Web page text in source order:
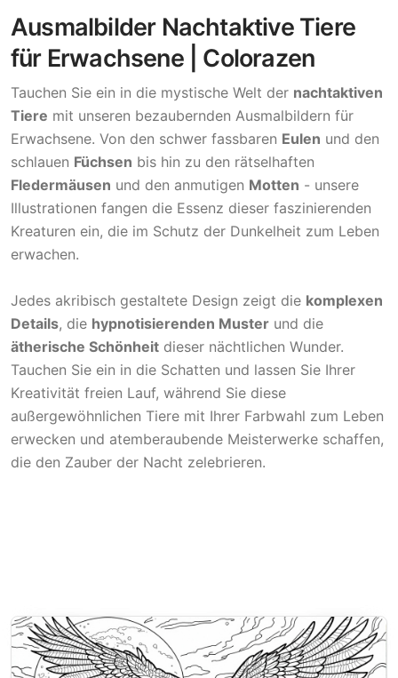
Ausmalbilder Nachtaktive Tiere
für Erwachsene | Colorazen
Tauchen Sie ein in die mystische Welt der nachtaktiven
Tiere mit unseren bezaubernden Ausmalbildern für
Erwachsene. Von den schwer fassbaren Eulen und den
schlauen Füchsen bis hin zu den rätselhaften
Fledermäusen und den anmutigen Motten - unsere
Illustrationen fangen die Essenz dieser faszinierenden
Kreaturen ein, die im Schutz der Dunkelheit zum Leben
erwachen.
Jedes akribisch gestaltete Design zeigt die komplexen
Details, die hypnotisierenden Muster und die
ätherische Schönheit dieser nächtlichen Wunder.
Tauchen Sie ein in die Schatten und lassen Sie Ihrer
Kreativität freien Lauf, während Sie diese
außergewöhnlichen Tiere mit Ihrer Farbwahl zum Leben
erwecken und atemberaubende Meisterwerke schaffen,
die den Zauber der Nacht zelebrieren.